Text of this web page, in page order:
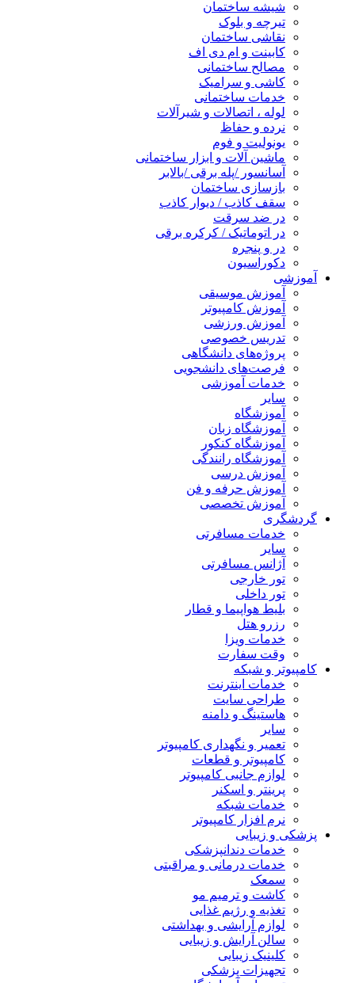
شیشه ساختمان
تیرچه و بلوک
نقاشی ساختمان
کابینت و ام دی اف
مصالح ساختمانی
کاشی و سرامیک
خدمات ساختمانی
لوله ، اتصالات و شیرآلات
نرده و حفاظ
یونولیت و فوم
ماشین آلات و ابزار ساختمانی
آسانسور /پله برقی /بالابر
بازسازی ساختمان
سقف کاذب / دیوار کاذب
در ضد سرقت
در اتوماتیک / کرکره برقی
در و پنجره
دکوراسیون
آموزشی
آموزش موسیقی
آموزش کامپیوتر
آموزش ورزشی
تدریس خصوصی
پروژه‌های دانشگاهی
فرصت‌های دانشجویی
خدمات آموزشی
سایر
آموزشگاه
آموزشگاه زبان
آموزشگاه کنکور
آموزشگاه رانندگی
آموزش درسی
آموزش حرفه و فن
آموزش تخصصی
گردشگری
خدمات مسافرتی
سایر
آژانس مسافرتی
تور خارجی
تور داخلی
بلیط هواپیما و قطار
رزرو هتل
خدمات ویزا
وقت سفارت
کامپیوتر و شبکه
خدمات اینترنت
طراحی سایت
هاستینگ و دامنه
سایر
تعمیر و نگهداری کامپیوتر
کامپیوتر و قطعات
لوازم جانبی کامپیوتر
پرینتر و اسکنر
خدمات شبکه
نرم افزار کامپیوتر
پزشکی و زیبایی
خدمات دندانپزشکی
خدمات درمانی و مراقبتی
سمعک
کاشت و ترمیم مو
تغذیه و رژیم غذایی
لوازم آرایشی و بهداشتی
سالن آرایش و زیبایی
کلینیک زیبایی
تجهیزات پزشکی